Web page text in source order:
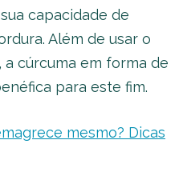
capacidade de
Além de usar o
cúrcuma em forma de
para este fim.
mesmo? Dicas